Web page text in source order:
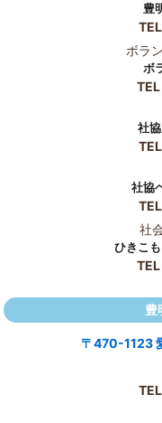
豊
TEL
ボラ
ボ
TEL
社
TEL
社協
TEL
社
ひきこ
TEL
豊
〒470-1123
TEL